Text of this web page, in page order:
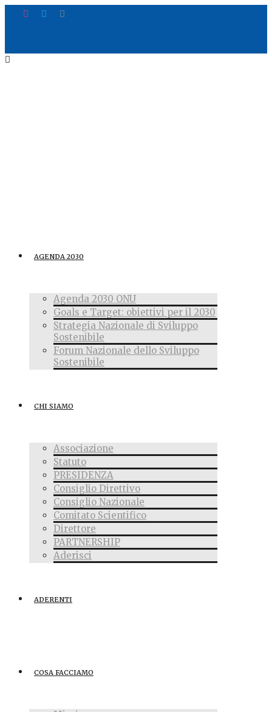
AGENDA 2030
Agenda 2030 ONU
Goals e Target: obiettivi per il 2030
Strategia Nazionale di Sviluppo
Sostenibile
Forum Nazionale dello Sviluppo
Sostenibile
CHI SIAMO
Associazione
Statuto
PRESIDENZA
Consiglio Direttivo
Consiglio Nazionale
Comitato Scientifico
Direttore
PARTNERSHIP
Aderisci
ADERENTI
COSA FACCIAMO